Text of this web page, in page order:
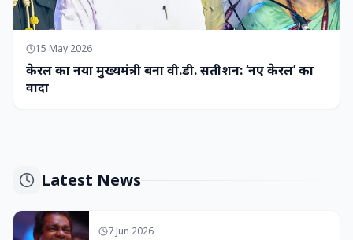
15 May 2026
केरल का नया मुख्यमंत्री बना वी.डी. सतीशन: ‘नए केरल’ का
वादा
Latest News
7 Jun 2026